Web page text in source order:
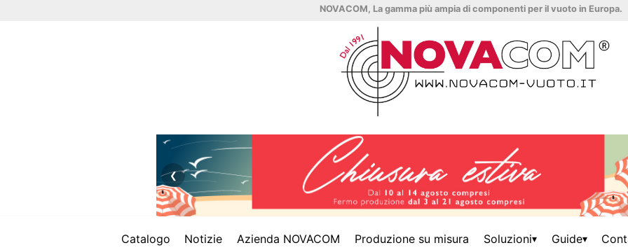
NOVACOM, La gamma più ampia di componenti per il vuoto in Europa.
❮
Catalogo Notizie Azienda NOVACOM Produzione su misura Soluzioni▾ Guide▾